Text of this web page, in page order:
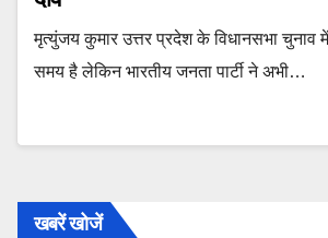
मृत्युंजय कुमार उत्तर प्रदेश के विधानसभा चुनाव
समय है लेकिन भारतीय जनता पार्टी ने अभी…
खबरें खोजें